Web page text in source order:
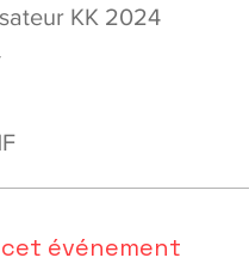
KK 2024
événement